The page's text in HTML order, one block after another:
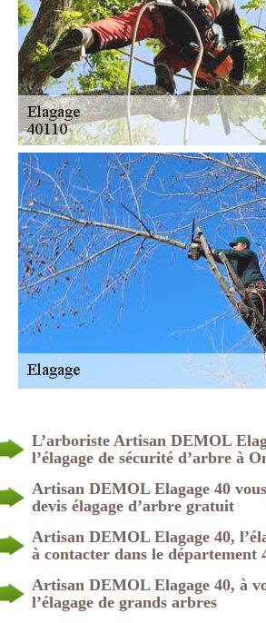
L’arboriste Artisan DEMOL
l’élagage de sécurité d’arbre à
Artisan DEMOL Elagage 40
devis élagage d’arbre gratuit
Artisan DEMOL Elagage 40,
à contacter dans le département
Artisan DEMOL Elagage 40, à
l’élagage de grands arbres